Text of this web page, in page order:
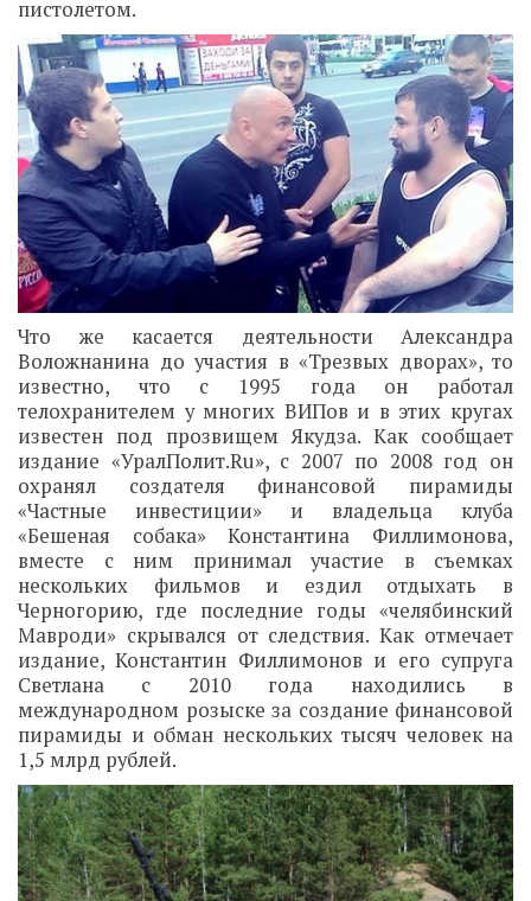
пистолетом.
Что же касается деятельности Александра
Воложнанина до участия в «Трезвых дворах», то
известно, что с 1995 года он работал
телохранителем у многих ВИПов и в этих кругах
известен под прозвищем Якудза. Как сообщает
издание «УралПолит.Ru», с 2007 по 2008 год он
охранял создателя финансовой пирамиды
«Частные инвестиции» и владельца клуба
«Бешеная собака» Константина Филлимонова,
вместе с ним принимал участие в съемках
нескольких фильмов и ездил отдыхать в
Черногорию, где последние годы «челябинский
Мавроди» скрывался от следствия. Как отмечает
издание, Константин Филлимонов и его супруга
Светлана с 2010 года находились в
международном розыске за создание финансовой
пирамиды и обман нескольких тысяч человек на
1,5 млрд рублей.